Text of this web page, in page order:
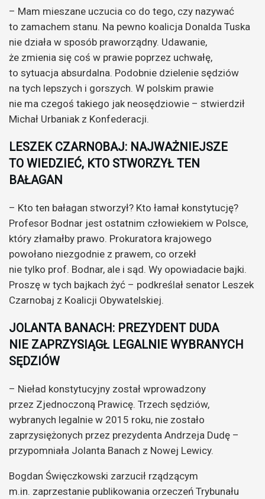
– Mam mieszane uczucia co do tego, czy nazywać
to zamachem stanu. Na pewno koalicja Donalda Tuska
nie działa w sposób praworządny. Udawanie,
że zmienia się coś w prawie poprzez uchwałę,
to sytuacja absurdalna. Podobnie dzielenie sędziów
na tych lepszych i gorszych. W polskim prawie
nie ma czegoś takiego jak neosędziowie – stwierdził
Michał Urbaniak z Konfederacji.
LESZEK CZARNOBAJ: NAJWAŻNIEJSZE
TO WIEDZIEĆ, KTO STWORZYŁ TEN
BAŁAGAN
– Kto ten bałagan stworzył? Kto łamał konstytucję?
Profesor Bodnar jest ostatnim człowiekiem w Polsce,
który złamałby prawo. Prokuratora krajowego
powołano niezgodnie z prawem, co orzekł
nie tylko prof. Bodnar, ale i sąd. Wy opowiadacie bajki.
Proszę w tych bajkach żyć – podkreślał senator Leszek
Czarnobaj z Koalicji Obywatelskiej.
JOLANTA BANACH: PREZYDENT DUDA
NIE ZAPRZYSIĄGŁ LEGALNIE WYBRANYCH
SĘDZIÓW
– Nieład konstytucyjny został wprowadzony
przez Zjednoczoną Prawicę. Trzech sędziów,
wybranych legalnie w 2015 roku, nie zostało
zaprzysiężonych przez prezydenta Andrzeja Dudę –
przypomniała Jolanta Banach z Nowej Lewicy.
Bogdan Święczkowski zarzucił rządzącym
m.in. zaprzestanie publikowania orzeczeń Trybunału